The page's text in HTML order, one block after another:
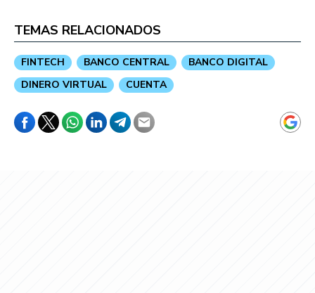
TEMAS RELACIONADOS
FINTECH BANCO CENTRAL
BANCO DIGITAL
DINERO VIRTUAL
CUENTA